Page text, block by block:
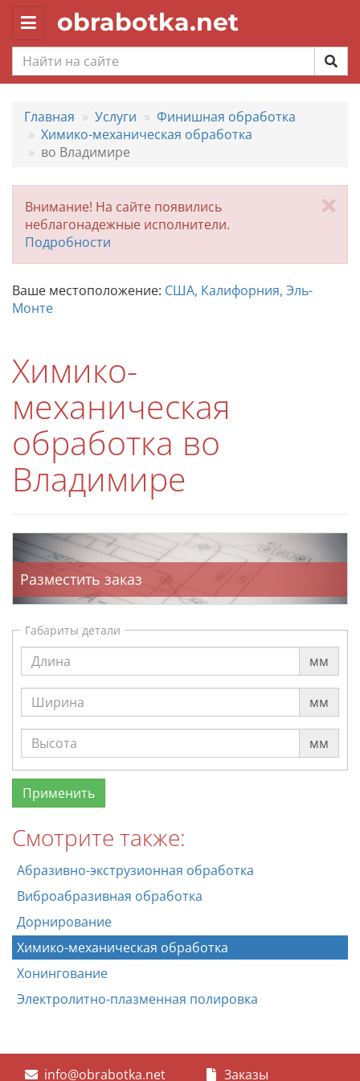
Toggle
navigation
obrabotka.net
Главная Услуги
Финишная обработка
Химико-механическая обработка
во Владимире
Внимание! На сайте появились
неблагонадежные исполнители.
Подробности
Ваше местоположение: США, Калифорния, Эль-
Монте
Химико-
механическая
обработка во
Владимире
Разместить заказ
Габариты детали
мм
мм
мм
Смотрите также:
Абразивно-экструзионная обработка
Виброабразивная обработка
Дорнирование
Химико-механическая обработка
Хонингование
Электролитно-плазменная полировка
info@obrabotka.net Заказы